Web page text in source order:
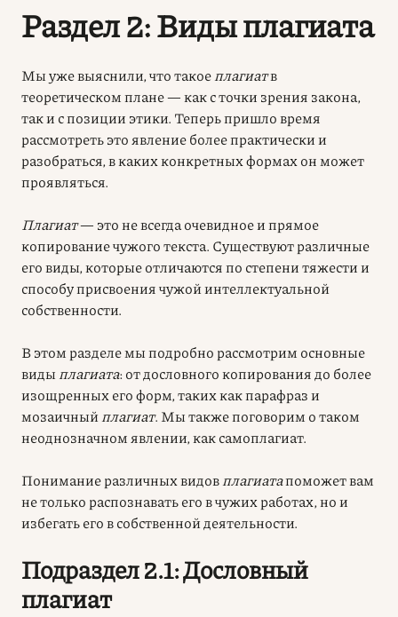
Раздел 2: Виды плагиата
Мы уже выяснили, что такое плагиатв
теоретическом плане — как с точки зрения закона,
так и с позиции этики. Теперь пришло время
рассмотреть это явление более практически и
разобраться, в каких конкретных формах он может
проявляться.
Плагиат— это не всегда очевидное и прямое
копирование чужого текста. Существуют различные
его виды, которые отличаются по степени тяжести и
способу присвоения чужой интеллектуальной
собственности.
В этом разделе мы подробно рассмотрим основные
виды плагиата: от дословного копирования до более
изощренных его форм, таких как парафраз и
мозаичный плагиат. Мы также поговорим о таком
неоднозначном явлении, как самоплагиат.
Понимание различных видов плагиатапоможет вам
не только распознавать его в чужих работах, но и
избегать его в собственной деятельности.
Подраздел 2.1: Дословный
плагиат